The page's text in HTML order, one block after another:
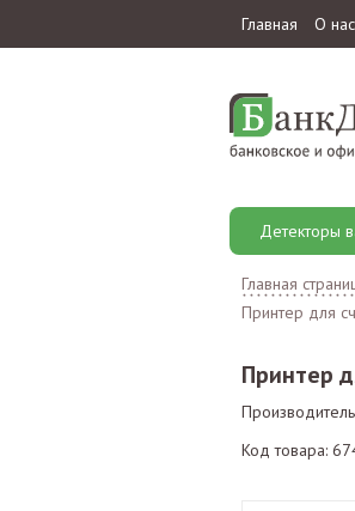
Главная О нас
Детекторы
Главная
Принтер для
Принтер
Код товара: